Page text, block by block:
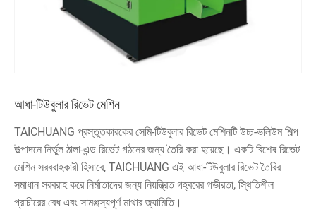
আধা-টিউবুলার রিভেট মেশিন
TAICHUANG প্রস্তুতকারকের সেমি-টিউবুলার রিভেট মেশিনটি উচ্চ-ভলিউম শিল্প
উত্পাদনে নির্ভুল ঠালা-এন্ড রিভেট গঠনের জন্য তৈরি করা হয়েছে। একটি বিশেষ রিভেট
মেশিন সরবরাহকারী হিসাবে, TAICHUANG এই আধা-টিউবুলার রিভেট তৈরির
সমাধান সরবরাহ করে নির্মাতাদের জন্য নিয়ন্ত্রিত গহ্বরের গভীরতা, স্থিতিশীল
প্রাচীরের বেধ এবং সামঞ্জস্যপূর্ণ মাথার জ্যামিতি।